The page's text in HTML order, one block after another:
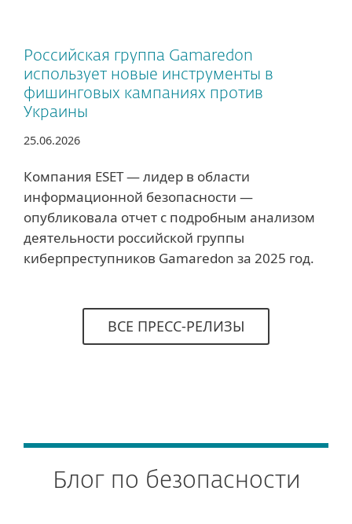
Российская группа Gamaredon
использует новые инструменты в
фишинговых кампаниях против
Украины
25.06.2026
Компания ESET — лидер в области
информационной безопасности —
опубликовала отчет с подробным анализом
деятельности российской группы
киберпреступников Gamaredon за 2025 год.
ВСЕ ПРЕСС-РЕЛИЗЫ
Блог по безопасности